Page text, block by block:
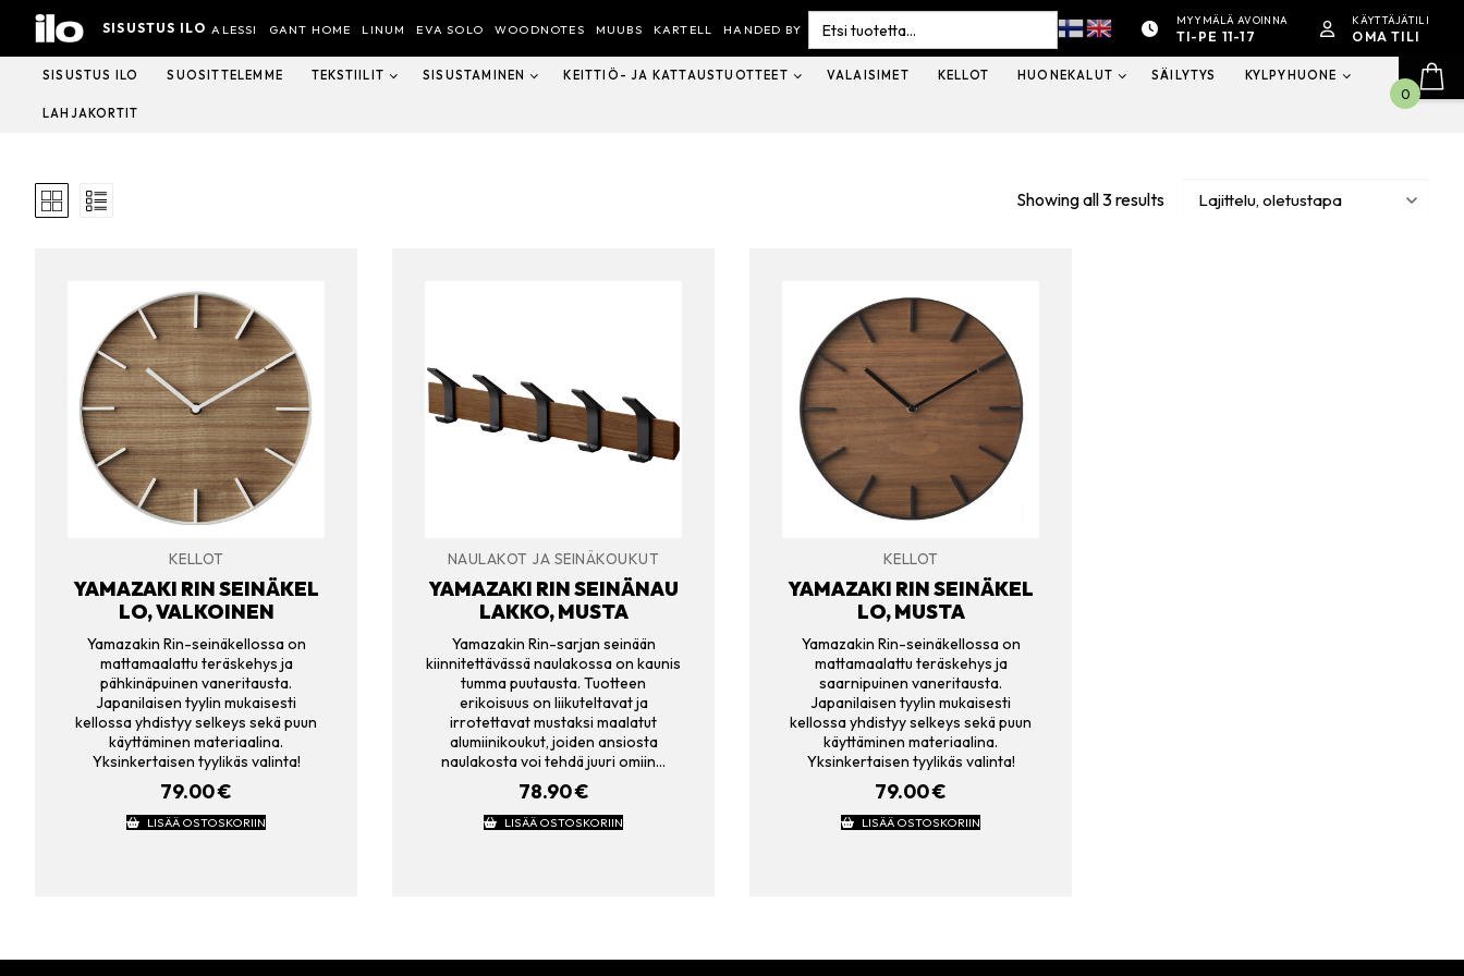
Hyppää
sisältöön
SISUSTUS ILO ALESSI GANT HOME LINUM EVA SOLO WOODNOTES MUUBS KARTELL HANDED BY
Search
for:
MYYMÄLÄ AVOINNA
TI-PE 11-17
KÄYTTÄJÄTILI
OMA TILI
SISUSTUS ILO SUOSITTELEMME TEKSTIILIT SISUSTAMINEN KEITTIÖ- JA KATTAUSTUOTTEET VALAISIMET KELLOT HUONEKALUT SÄILYTYS KYLPYHUONE
LAHJAKORTIT
Showing all 3 results
KELLOT
YAMAZAKI RIN SEINÄKEL
LO, VALKOINEN
Yamazakin Rin-seinäkellossa on
mattamaalattu teräskehys ja
pähkinäpuinen vaneritausta.
Japanilaisen tyylin mukaisesti
kellossa yhdistyy selkeys sekä puun
käyttäminen materiaalina.
Yksinkertaisen tyylikäs valinta!
79.00€
LISÄÄ OSTOSKORIIN
NAULAKOT JA SEINÄKOUKUT
YAMAZAKI RIN SEINÄNAU
LAKKO, MUSTA
Yamazakin Rin-sarjan seinään
kiinnitettävässä naulakossa on kaunis
tumma puutausta. Tuotteen
erikoisuus on liikuteltavat ja
irrotettavat mustaksi maalatut
alumiinikoukut, joiden ansiosta
naulakosta voi tehdä juuri omiin…
78.90€
LISÄÄ OSTOSKORIIN
KELLOT
YAMAZAKI RIN SEINÄKEL
LO, MUSTA
Yamazakin Rin-seinäkellossa on
mattamaalattu teräskehys ja
saarnipuinen vaneritausta.
Japanilaisen tyylin mukaisesti
kellossa yhdistyy selkeys sekä puun
käyttäminen materiaalina.
Yksinkertaisen tyylikäs valinta!
79.00€
LISÄÄ OSTOSKORIIN
0